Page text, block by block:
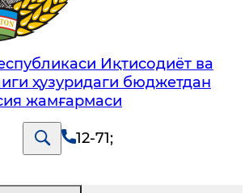
Иқтисодиёт ва
ҳузуридаги бюджетдан
жамғармаси
12-71;